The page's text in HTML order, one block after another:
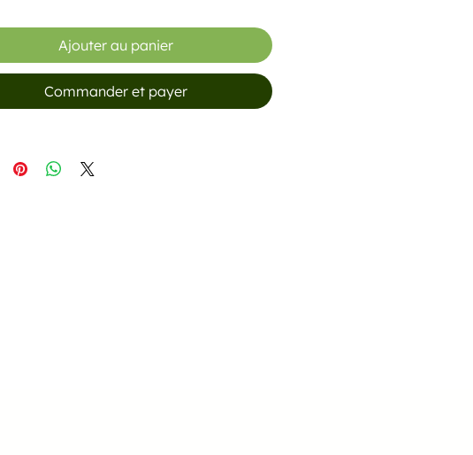
Ajouter au panier
Commander et payer